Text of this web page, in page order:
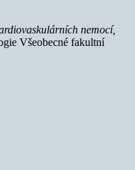
nemocí,
Všeobecné fakultní